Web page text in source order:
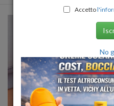
Accetto
No